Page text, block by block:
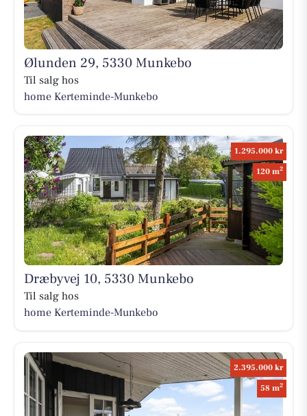
Ølunden 29, 5330 Munkebo
Til salg hos
home Kerteminde-Munkebo
1.295.000 kr
120 m2
Dræbyvej 10, 5330 Munkebo
Til salg hos
home Kerteminde-Munkebo
2.395.000 kr
58 m2